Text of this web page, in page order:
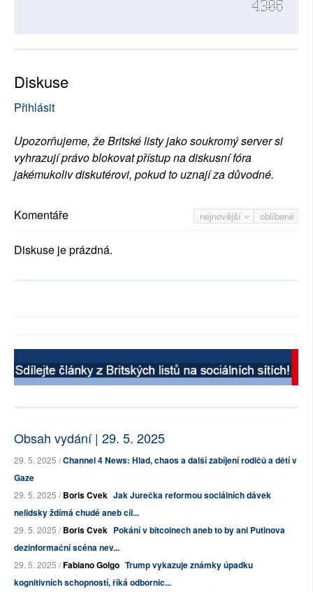
4306
Diskuse
Přihlásit
Upozorňujeme, že Britské listy jako soukromý server si
vyhrazují právo blokovat přístup na diskusní fóra
jakémukoliv diskutérovi, pokud to uznají za důvodné.
nejnovější oblíbené
Komentáře
Diskuse je prázdná.
Obsah vydání | 29. 5. 2025
29. 5. 2025 /Channel 4 News: Hlad, chaos a další zabíjení rodičů a dětí v
Gaze
29. 5. 2025 /Boris Cvek Jak Jurečka reformou sociálních dávek
nelidsky ždímá chudé aneb cíl...
29. 5. 2025 /Boris Cvek Pokání v bitcoinech aneb to by ani Putinova
dezinformační scéna nev...
29. 5. 2025 /Fabiano Golgo Trump vykazuje známky úpadku
kognitivních schopností, říká odbornic...